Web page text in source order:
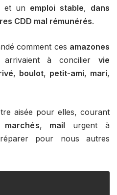
et un emploi stable, dans
CDD mal rémunérés.
comment ces amazones
arrivaient à conciliervie
, boulot, petit-ami, mari,
aisée pour elles, courant
, mail urgent à
pour nous autres